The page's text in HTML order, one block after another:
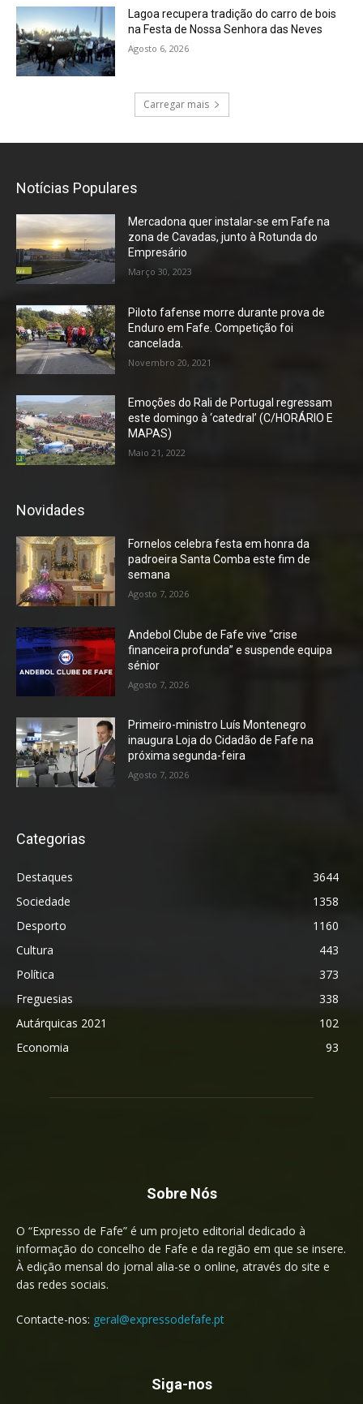
Lagoa recupera tradição do carro de bois
na Festa de Nossa Senhora das Neves
Agosto 6, 2026
Carregar mais
Notícias Populares
Mercadona quer instalar-se em Fafe na
zona de Cavadas, junto à Rotunda do
Empresário
Março 30, 2023
Piloto fafense morre durante prova de
Enduro em Fafe. Competição foi
cancelada.
Novembro 20, 2021
Emoções do Rali de Portugal regressam
este domingo à ‘catedral’ (C/HORÁRIO E
MAPAS)
Maio 21, 2022
Novidades
Fornelos celebra festa em honra da
padroeira Santa Comba este fim de
semana
Agosto 7, 2026
Andebol Clube de Fafe vive “crise
financeira profunda” e suspende equipa
sénior
Agosto 7, 2026
Primeiro-ministro Luís Montenegro
inaugura Loja do Cidadão de Fafe na
próxima segunda-feira
Agosto 7, 2026
Categorias
Destaques
3644
Sociedade
1358
Desporto
1160
Cultura
443
Política
373
Freguesias
338
Autárquicas 2021
102
Economia
93
Sobre Nós
O “Expresso de Fafe” é um projeto editorial dedicado à
informação do concelho de Fafe e da região em que se insere.
À edição mensal do jornal alia-se o online, através do site e
das redes sociais.
Contacte-nos: geral@expressodefafe.pt
Siga-nos